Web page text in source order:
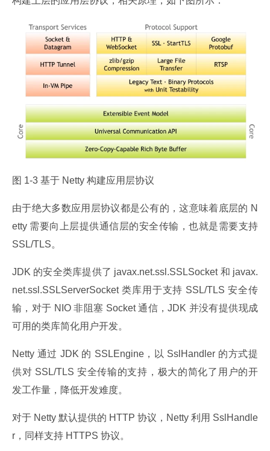
图 1-3 基于 Netty 构建应用层协议
由于绝大多数应用层协议都是公有的，这意味着底层的 N
etty 需要向上层提供通信层的安全传输，也就是需要支持
SSL/TLS。
JDK 的安全类库提供了 javax.net.ssl.SSLSocket 和 javax.
net.ssl.SSLServerSocket 类库用于支持 SSL/TLS 安全传
输，对于 NIO 非阻塞 Socket 通信，JDK 并没有提供现成
可用的类库简化用户开发。
Netty 通过 JDK 的 SSLEngine，以 SslHandler 的方式提
供对 SSL/TLS 安全传输的支持，极大的简化了用户的开
发工作量，降低开发难度。
对于 Netty 默认提供的 HTTP 协议，Netty 利用 SslHandle
r，同样支持 HTTPS 协议。